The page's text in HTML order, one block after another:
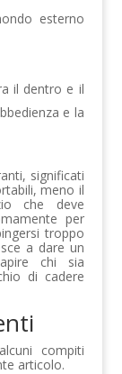
esterno
il dentro e il
e la
significati
meno il
che deve
per
troppo
a dare un
chi sia
di cadere
compiti
articolo.